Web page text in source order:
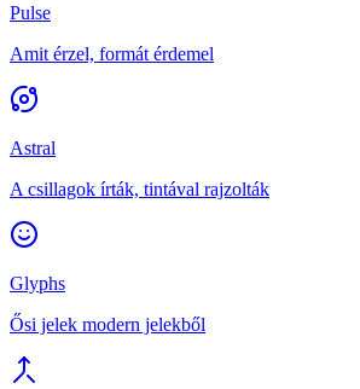
Pulse
Amit érzel, formát érdemel
Astral
A csillagok írták, tintával rajzolták
Glyphs
Ősi jelek modern jelekből